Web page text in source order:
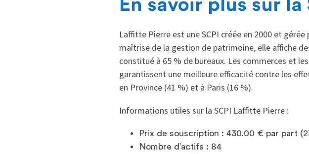
En savoir plus sur
Laffitte Pierre est une SCPI créée en 2000 et
maîtrise de la gestion de patrimoine, elle affiche
constitué à 65 % de bureaux. Les commerces et
garantissent une meilleure efficacité contre les
en Province (41 %) et à Paris (16 %).
Informations utiles sur la SCPI Laffitte Pierre :
Prix de souscription : 430.00 € par part
Nombre d’actifs : 84